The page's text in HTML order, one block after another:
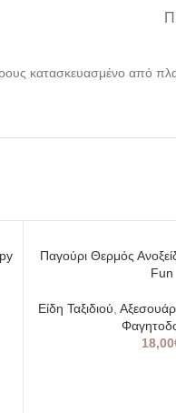
κατασκευασμένο από
SOLD
OUT
Παγούρι Θερμός
Fun
Είδη Ταξιδιού Αξεσουάρ,
18,00